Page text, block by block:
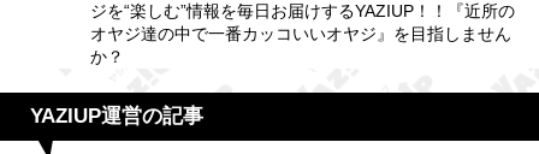
ジを“楽しむ”情報を毎日お届けするYAZIUP！！『近所の
オヤジ達の中で一番カッコいいオヤジ』を目指しません
か？
YAZIUP運営の記事